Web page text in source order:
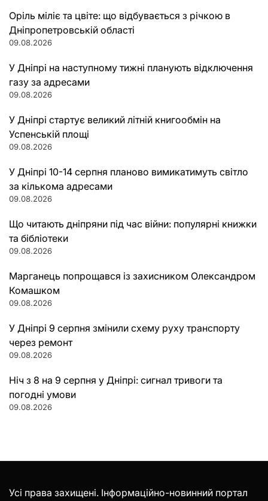
Оріль міліє та цвіте: що відбувається з річкою в
Дніпропетровській області
09.08.2026
У Дніпрі на наступному тижні планують відключення
газу за адресами
09.08.2026
У Дніпрі стартує великий літній книгообмін на
Успенській площі
09.08.2026
У Дніпрі 10-14 серпня планово вимикатимуть світло
за кількома адресами
09.08.2026
Що читають дніпряни під час війни: популярні книжки
та бібліотеки
09.08.2026
Марганець попрощався із захисником Олександром
Комашком
09.08.2026
У Дніпрі 9 серпня змінили схему руху транспорту
через ремонт
09.08.2026
Ніч з 8 на 9 серпня у Дніпрі: сигнал тривоги та
погодні умови
09.08.2026
Усі права захищені. Інформаційно-новинний портал